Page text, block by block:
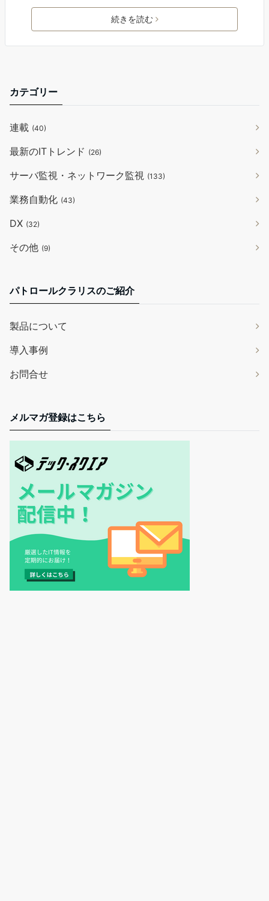
続きを読む
カテゴリー
連載 (40)
最新のITトレンド (26)
サーバ監視・ネットワーク監視 (133)
業務自動化 (43)
DX (32)
その他 (9)
パトロールクラリスのご紹介
製品について
導入事例
お問合せ
メルマガ登録はこちら